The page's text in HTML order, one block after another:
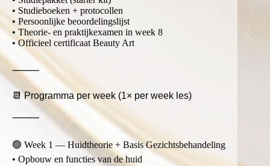
• Studieboeken + protocollen
• Persoonlijke beoordelingslijst
• Theorie- en praktijkexamen in week 8
• Officieel certificaat Beauty Art
⸻
📆 Programma per week (1× per week les)
⸻
🟢 Week 1 — Huidtheorie + Basis Gezichtsbehandeling
• Opbouw en functies van de huid